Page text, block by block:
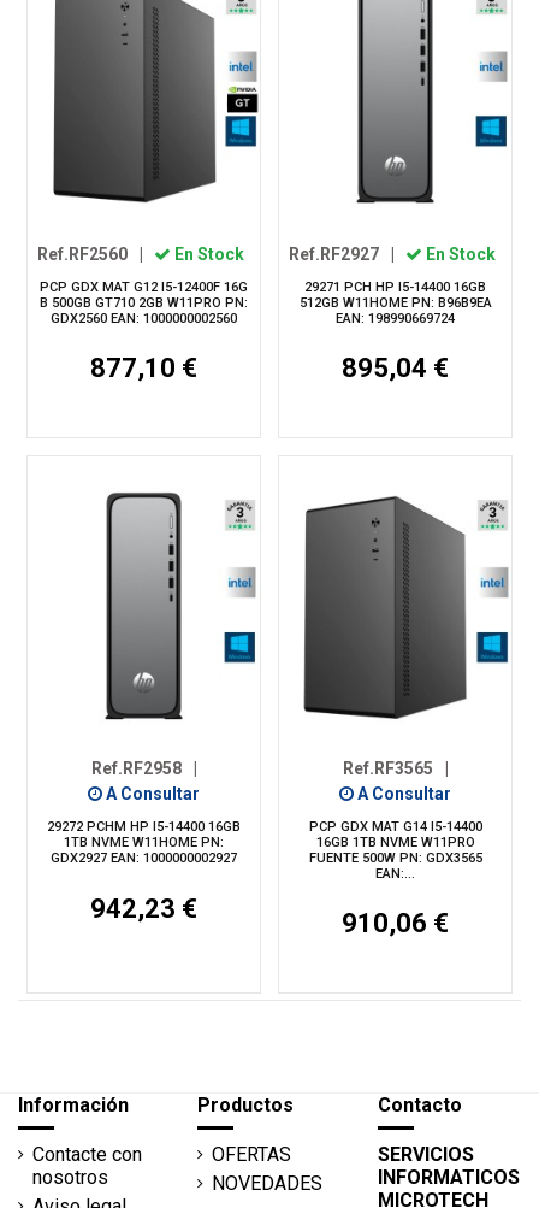
Ref.RF2560 | En Stock
PCP GDX MAT G12 I5-12400F 16G
B 500GB GT710 2GB W11PRO PN:
GDX2560 EAN: 1000000002560
877,10 €
Ref.RF2927 | En Stock
29271 PCH HP I5-14400 16GB
512GB W11HOME PN: B96B9EA
EAN: 198990669724
895,04 €
Ref.RF2958
A Consultar
29272 PCHM HP I5-14400 16GB
1TB NVME W11HOME PN:
GDX2927 EAN: 1000000002927
942,23 €
Ref.RF3565
A Consultar
PCP GDX MAT G14 I5-14400
16GB 1TB NVME W11PRO
FUENTE 500W PN: GDX3565
EAN:...
910,06 €
Información
Contacte con
nosotros
Productos
OFERTAS
NOVEDADES
Contacto
SERVICIOS
INFORMATICOS
MICROTECH